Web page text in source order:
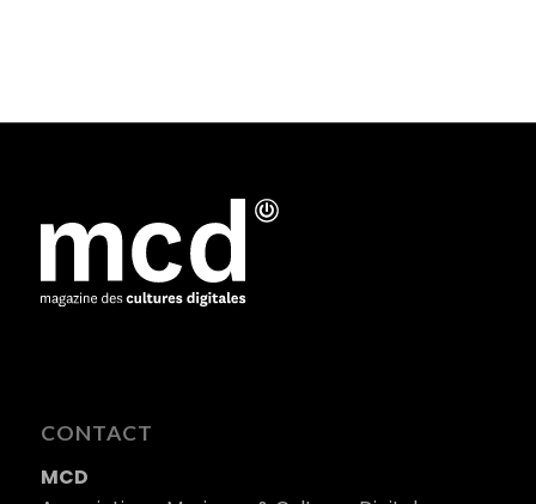
CONTACT
MCD